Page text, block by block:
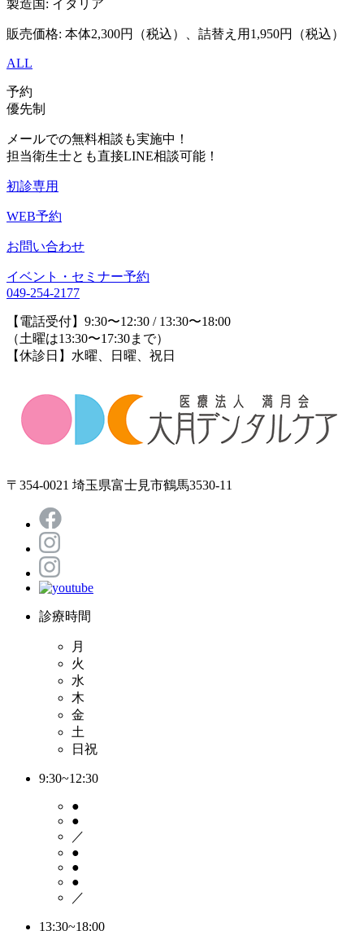
製造国: イタリア
販売価格: 本体2,300円（税込）、詰替え用1,950円（税込）
ALL
予約
優先制
メールでの無料相談も実施中！
担当衛生士とも直接LINE相談可能！
初診専用
WEB予約
お問い合わせ
イベント・セミナー予約
049-254-2177
【電話受付】9:30〜12:30 / 13:30〜18:00
（土曜は13:30〜17:30まで）
【休診日】水曜、日曜、祝日
〒354-0021 埼玉県富士見市鶴馬3530-11
診療時間
月
火
水
木
金
土
日祝
9:30~12:30
●
●
／
●
●
●
／
13:30~18:00